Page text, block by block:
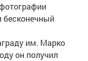
бесконечный
им. Марко
он получил